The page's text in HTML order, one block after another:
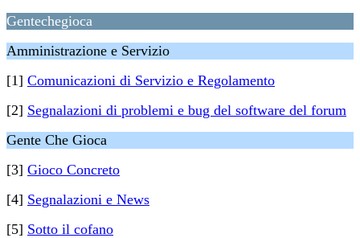
Gentechegioca
Amministrazione e Servizio
[1] Comunicazioni di Servizio e Regolamento
[2] Segnalazioni di problemi e bug del software del forum
Gente Che Gioca
[3] Gioco Concreto
[4] Segnalazioni e News
[5] Sotto il cofano